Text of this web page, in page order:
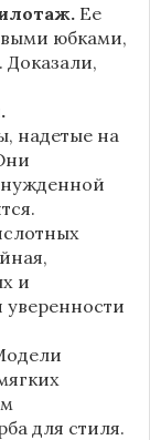
Ее
юбками,
надетые на
и
уверенности
для стиля.